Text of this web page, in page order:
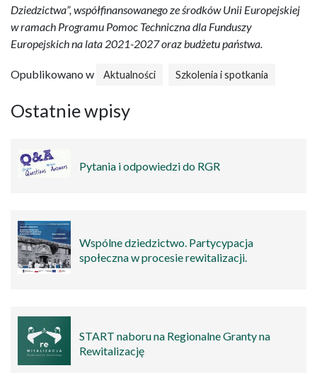
Dziedzictwa”, współfinansowanego ze środków Unii Europejskiej
w ramach Programu Pomoc Techniczna dla Funduszy
Europejskich na lata 2021-2027 oraz budżetu państwa.
Opublikowano w Aktualności Szkolenia i spotkania
Ostatnie wpisy
Pytania i odpowiedzi do RGR
Wspólne dziedzictwo. Partycypacja
społeczna w procesie rewitalizacji.
START naboru na Regionalne Granty na
Rewitalizację